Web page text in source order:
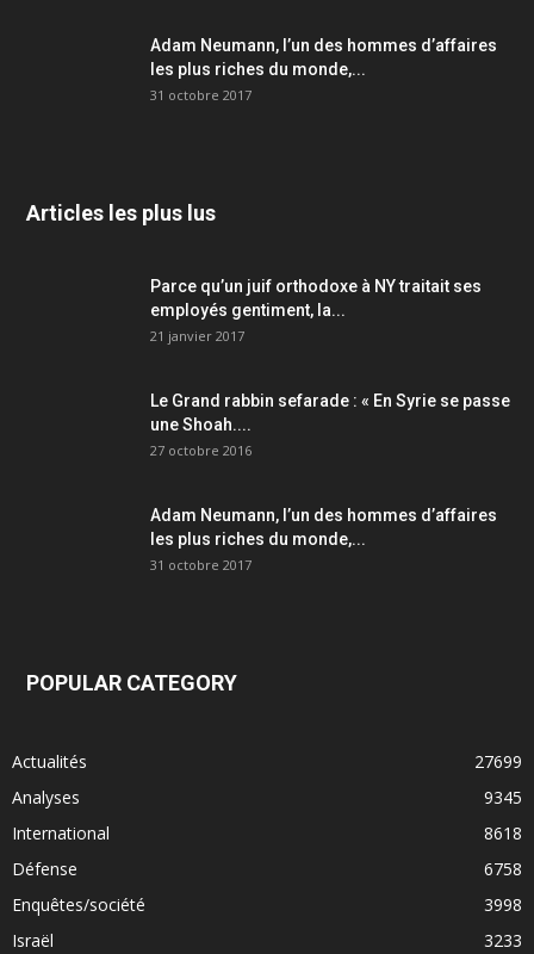
Adam Neumann, l’un des hommes d’affaires
les plus riches du monde,...
31 octobre 2017
Articles les plus lus
Parce qu’un juif orthodoxe à NY traitait ses
employés gentiment, la...
21 janvier 2017
Le Grand rabbin sefarade : « En Syrie se passe
une Shoah....
27 octobre 2016
Adam Neumann, l’un des hommes d’affaires
les plus riches du monde,...
31 octobre 2017
POPULAR CATEGORY
Actualités
27699
Analyses
9345
International
8618
Défense
6758
Enquêtes/société
3998
Israël
3233